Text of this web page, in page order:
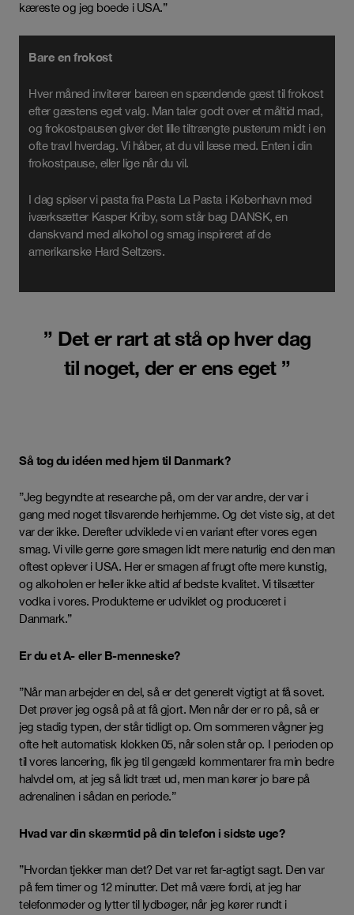
kæreste og jeg boede i USA.”
Bare en frokost
Hver måned inviterer bareen en spændende gæst til frokost
efter gæstens eget valg. Man taler godt over et måltid mad,
og frokostpausen giver det lille tiltrængte pusterum midt i en
ofte travl hverdag. Vi håber, at du vil læse med. Enten i din
frokostpause, eller lige når du vil.
I dag spiser vi pasta fra Pasta La Pasta i København med
iværksætter Kasper Kriby, som står bag DANSK, en
danskvand med alkohol og smag inspireret af de
amerikanske Hard Seltzers.
” Det er rart at stå op hver dag
til noget, der er ens eget ”
Så tog du idéen med hjem til Danmark?
”Jeg begyndte at researche på, om der var andre, der var i
gang med noget tilsvarende herhjemme. Og det viste sig, at det
var der ikke. Derefter udviklede vi en variant efter vores egen
smag. Vi ville gerne gøre smagen lidt mere naturlig end den man
oftest oplever i USA. Her er smagen af frugt ofte mere kunstig,
og alkoholen er heller ikke altid af bedste kvalitet. Vi tilsætter
vodka i vores. Produkterne er udviklet og produceret i
Danmark.”
Er du et A- eller B-menneske?
”Når man arbejder en del, så er det generelt vigtigt at få sovet.
Det prøver jeg også på at få gjort. Men når der er ro på, så er
jeg stadig typen, der står tidligt op. Om sommeren vågner jeg
ofte helt automatisk klokken 05, når solen står op. I perioden op
til vores lancering, fik jeg til gengæld kommentarer fra min bedre
halvdel om, at jeg så lidt træt ud, men man kører jo bare på
adrenalinen i sådan en periode.”
Hvad var din skærmtid på din telefon i sidste uge?
”Hvordan tjekker man det? Det var ret far-agtigt sagt. Den var
på fem timer og 12 minutter. Det må være fordi, at jeg har
telefonmøder og lytter til lydbøger, når jeg kører rundt i